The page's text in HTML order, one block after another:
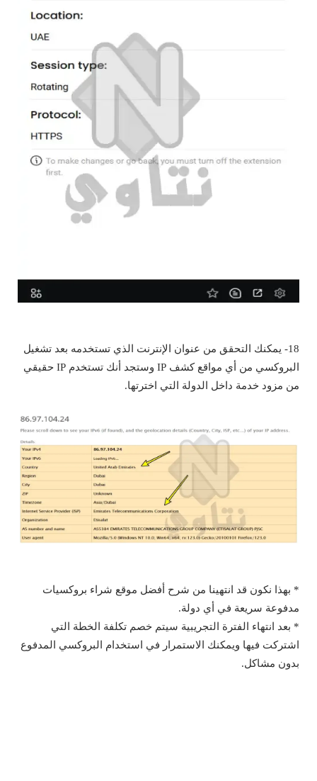
18- يمكنك التحقق من عنوان الإنترنت الذي تستخدمه بعد تشغيل
البروكسي من أي مواقع كشف IP وستجد أنك تستخدم IP حقيقي
من مزود خدمة داخل الدولة التي اخترتها.
* بهذا نكون قد انتهينا من شرح أفضل موقع شراء بروكسيات
مدفوعة سريعة في أي دولة.
* بعد انتهاء الفترة التجريبية سيتم خصم تكلفة الخطة التي
اشتركت فيها ويمكنك الاستمرار في استخدام البروكسي المدفوع
بدون مشاكل.